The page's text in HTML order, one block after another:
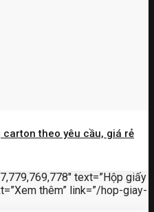
carton theo yêu cầu, giá rẻ
text=”Hộp giấy
thêm” link=”/hop-giay-